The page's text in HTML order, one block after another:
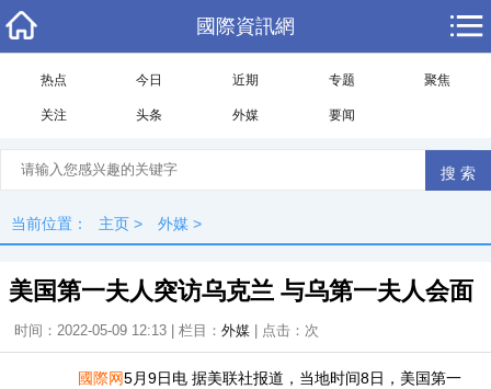
國際資訊網
热点 今日 近期 专题 聚焦
关注 头条 外媒 要闻
当前位置： 主页 > 外媒 >
美国第一夫人突访乌克兰 与乌第一夫人会面
时间：2022-05-09 12:13 | 栏目： 外媒 | 点击： 次
國際网5月9日电 据美联社报道，当地时间8日，美国第一